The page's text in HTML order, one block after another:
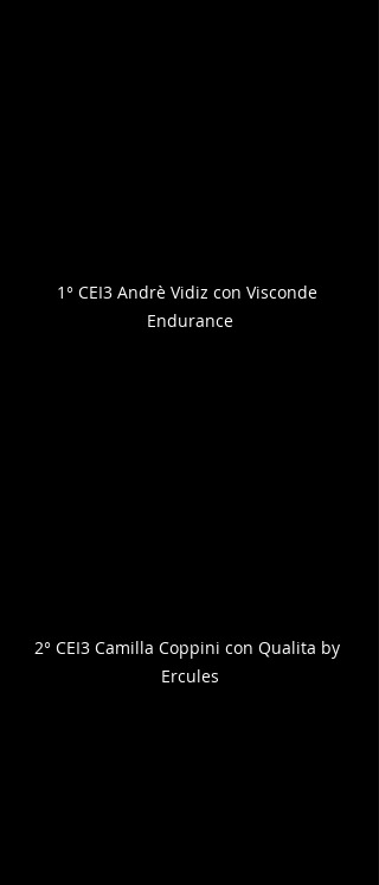
1° CEI3 Andrè Vidiz con Visconde
Endurance
2° CEI3 Camilla Coppini con Qualita by
Ercules